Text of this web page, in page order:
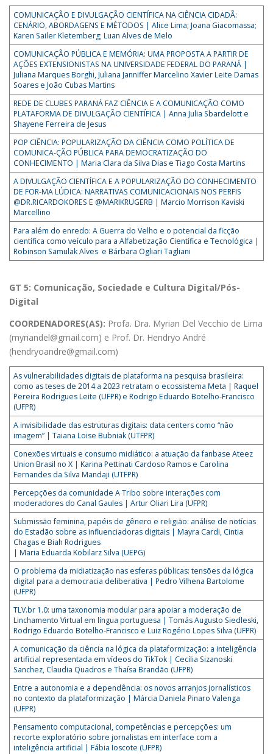
COMUNICAÇÃO E DIVULGAÇÃO CIENTÍFICA NA CIÊNCIA CIDADÃ:
CENÁRIO, ABORDAGENS E MÉTODOS | Alice Lima; Joana Giacomassa;
Karen Sailer Kletemberg; Luan Alves de Melo
COMUNICAÇÃO PÚBLICA E MEMÓRIA: UMA PROPOSTA A PARTIR DE
AÇÕES EXTENSIONISTAS NA UNIVERSIDADE FEDERAL DO PARANÁ |
Juliana Marques Borghi, Juliana Janniffer Marcelino Xavier Leite Damas
Soares e João Cubas Martins
REDE DE CLUBES PARANÁ FAZ CIÊNCIA E A COMUNICAÇÃO COMO
PLATAFORMA DE DIVULGAÇÃO CIENTÍFICA | Anna Julia Sbardelott e
Shayene Ferreira de Jesus
POP CIÊNCIA: POPULARIZAÇÃO DA CIÊNCIA COMO POLÍTICA DE
COMUNICA-ÇÃO PÚBLICA PARA DEMOCRATIZAÇÃO DO
CONHECIMENTO | Maria Clara da Silva Dias e Tiago Costa Martins
A DIVULGAÇÃO CIENTÍFICA E A POPULARIZAÇÃO DO CONHECIMENTO
DE FOR-MA LÚDICA: NARRATIVAS COMUNICACIONAIS NOS PERFIS
@DR.RICARDOKORES E @MARIKRUGERB | Marcio Morrison Kaviski
Marcellino
Para além do enredo: A Guerra do Velho e o potencial da ficção
científica como veículo para a Alfabetização Científica e Tecnológica |
Robinson Samulak Alves e Bárbara Ogliari Tagliani
GT 5: Comunicação, Sociedade e Cultura Digital/Pós-
Digital
COORDENADORES(AS): Profa. Dra. Myrian Del Vecchio de Lima
(myriandel@gmail.com) e Prof. Dr. Hendryo André
(hendryoandre@gmail.com)
As vulnerabilidades digitais de plataforma na pesquisa brasileira:
como as teses de 2014 a 2023 retratam o ecossistema Meta | Raquel
Pereira Rodrigues Leite (UFPR) e Rodrigo Eduardo Botelho-Francisco
(UFPR)
A invisibilidade das estruturas digitais: data centers como “não
imagem” | Taiana Loise Bubniak (UTFPR)
Conexões virtuais e consumo midiático: a atuação da fanbase Ateez
Union Brasil no X | Karina Pettinati Cardoso Ramos e Carolina
Fernandes da Silva Mandaji (UTFPR)
Percepções da comunidade A Tribo sobre interações com
moderadores do Canal Gaules | Artur Oliari Lira (UFPR)
Submissão feminina, papéis de gênero e religião: análise de notícias
do Estadão sobre as influenciadoras digitais | Mayra Cardi, Cintia
Chagas e Biah Rodrigues
| Maria Eduarda Kobilarz Silva (UEPG)
O problema da midiatização nas esferas públicas: tensões da lógica
digital para a democracia deliberativa | Pedro Vilhena Bartolome
(UFPR)
TLV.br 1.0: uma taxonomia modular para apoiar a moderação de
Linchamento Virtual em língua portuguesa | Tomás Augusto Siedleski,
Rodrigo Eduardo Botelho-Francisco e Luiz Rogério Lopes Silva (UFPR)
A comunicação da ciência na lógica da plataformização: a inteligência
artificial representada em vídeos do TikTok | Cecília Sizanoski
Sanchez, Claudia Quadros e Thaísa Brandão (UFPR)
Entre a autonomia e a dependência: os novos arranjos jornalísticos
no contexto da plataformização | Márcia Daniela Pinaro Valenga
(UFPR)
Pensamento computacional, competências e percepções: um
recorte exploratório sobre jornalistas em interface com a
inteligência artificial | Fábia Ioscote (UFPR)